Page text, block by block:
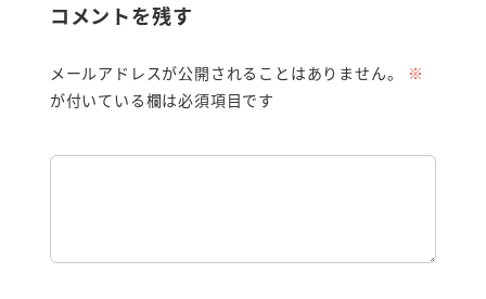
コメントを残す
メールアドレスが公開されることはありません。
※
が付いている欄は必須項目です